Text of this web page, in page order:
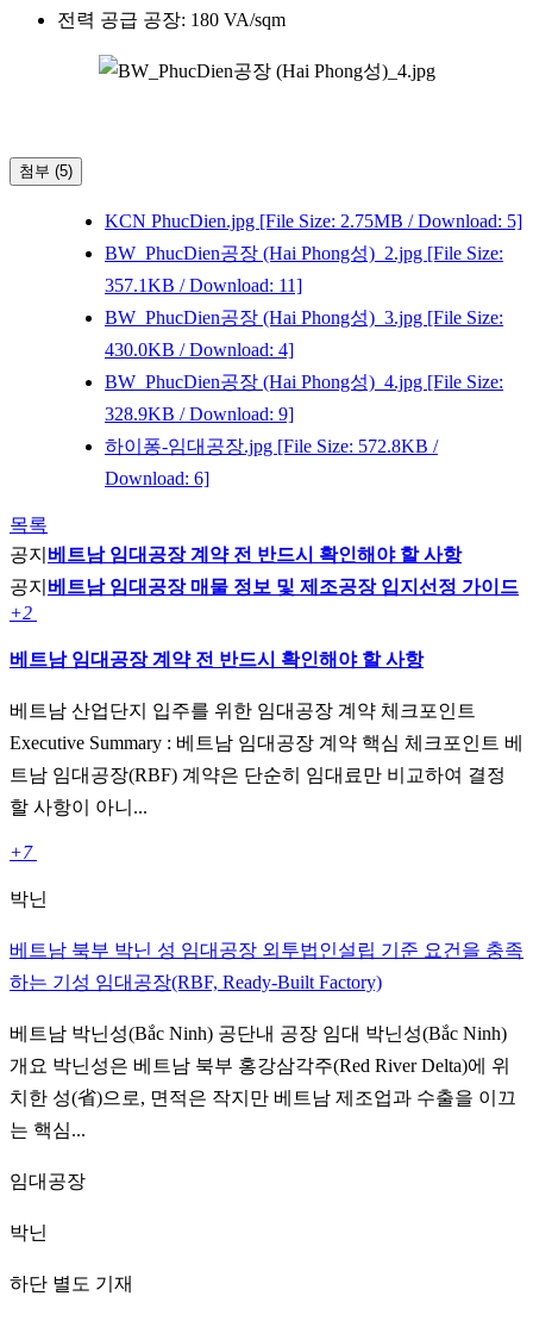
전력 공급 공장: 180 VA/sqm
첨부 (5)
KCN PhucDien.jpg [File Size: 2.75MB / Download: 5]
BW_PhucDien공장 (Hai Phong성)_2.jpg [File Size:
357.1KB / Download: 11]
BW_PhucDien공장 (Hai Phong성)_3.jpg [File Size:
430.0KB / Download: 4]
BW_PhucDien공장 (Hai Phong성)_4.jpg [File Size:
328.9KB / Download: 9]
하이퐁-임대공장.jpg [File Size: 572.8KB /
Download: 6]
목록
공지 베트남 임대공장 계약 전 반드시 확인해야 할 사항
공지 베트남 임대공장 매물 정보 및 제조공장 입지선정 가이드
+2
베트남 임대공장 계약 전 반드시 확인해야 할 사항
베트남 산업단지 입주를 위한 임대공장 계약 체크포인트
Executive Summary : 베트남 임대공장 계약 핵심 체크포인트 베
트남 임대공장(RBF) 계약은 단순히 임대료만 비교하여 결정
할 사항이 아니...
+7
박닌
베트남 북부 박닌 성 임대공장 외투법인설립 기준 요건을 충족
하는 기성 임대공장(RBF, Ready-Built Factory)
베트남 박닌성(Bắc Ninh) 공단내 공장 임대 박닌성(Bắc Ninh)
개요 박닌성은 베트남 북부 홍강삼각주(Red River Delta)에 위
치한 성(省)으로, 면적은 작지만 베트남 제조업과 수출을 이끄
는 핵심...
임대공장
박닌
하단 별도 기재